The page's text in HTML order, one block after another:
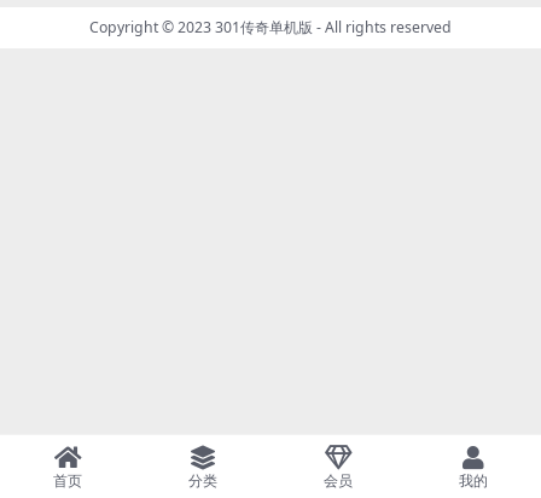
Copyright © 2023301传奇单机版 - All rights reserved
首页 分类 会员 我的